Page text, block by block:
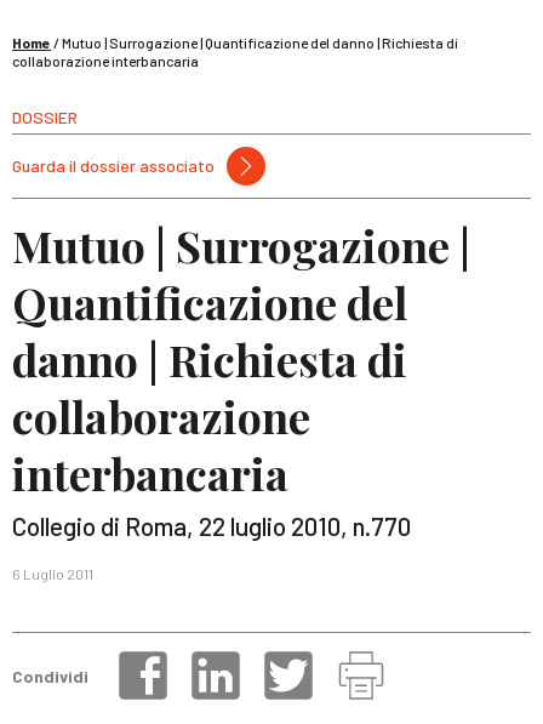
Home /Mutuo | Surrogazione | Quantificazione del danno | Richiesta di
collaborazione interbancaria
DOSSIER
Guarda il dossier associato
Mutuo | Surrogazione |
Quantificazione del
danno | Richiesta di
collaborazione
interbancaria
Collegio di Roma, 22 luglio 2010, n.770
6 Luglio 2011
Condividi